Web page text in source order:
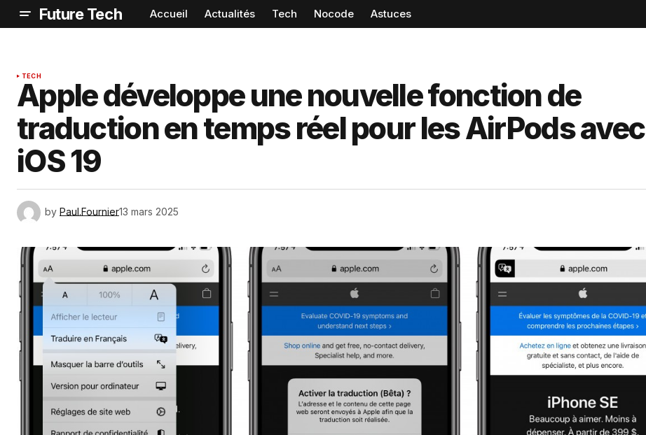
Future Tech Accueil Actualités Tech Nocode Astuces
TECH
Apple développe une nouvelle fonction de
traduction en temps réel pour les AirPods avec
iOS 19
by Paul.Fournier13 mars 2025